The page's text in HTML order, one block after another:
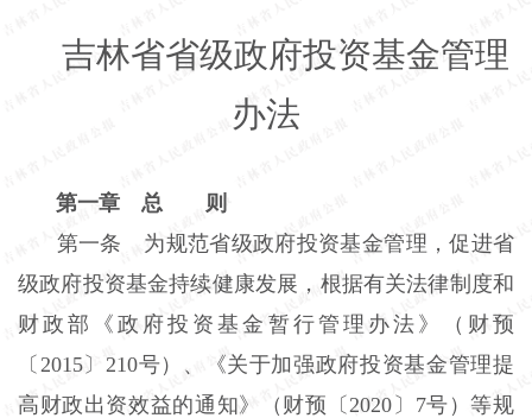
吉林省省级政府投资基金管理
办法
第一章 总 则
第一条 为规范省级政府投资基金管理，促进省
级政府投资基金持续健康发展，根据有关法律制度和
财政部《政府投资基金暂行管理办法》（财预
〔2015〕210号）、《关于加强政府投资基金管理提
高财政出资效益的通知》（财预〔2020〕7号）等规